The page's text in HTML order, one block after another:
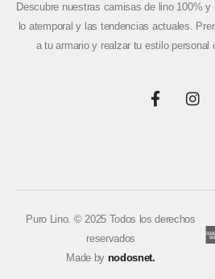
Descubre nuestras camisas de lino 100%
lo atemporal y las tendencias actuales.
a tu armario y realzar tu estilo personal
Puro Lino. © 2025 Todos los derechos
reservados
Made by nodosnet.